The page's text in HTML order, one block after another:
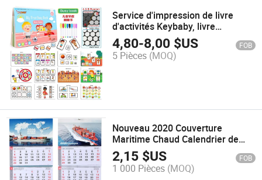
Service d'impression de livre
d'activités Keybaby, livre
d'autocollants personnalisé,
jouets éducatifs
4,80-8,00 $US FOB
5 Pièces (MOQ)
Nouveau 2020 Couverture
Maritime Chaud Calendrier de
Bureau en Or Calendrier
Publicitaire Personnalisé
Calendrier de Bureau en Gros
2,15 $US FOB
1 000 Pièces (MOQ)